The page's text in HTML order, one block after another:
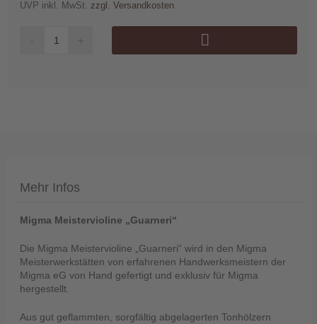
UVP inkl. MwSt. zzgl. Versandkosten
- +
Mehr Infos
Migma Meistervioline „Guarneri“
Die Migma Meistervioline „Guarneri“ wird in den Migma
Meisterwerkstätten von erfahrenen Handwerksmeistern der
Migma eG von Hand gefertigt und exklusiv für Migma
hergestellt.
Aus gut geflammten, sorgfältig abgelagerten Tonhölzern